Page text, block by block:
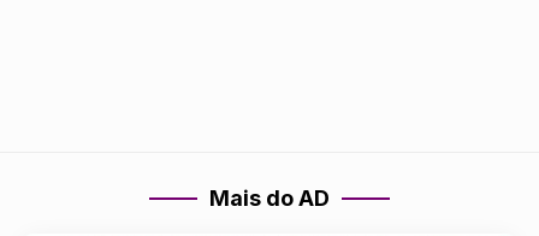
Mais do AD